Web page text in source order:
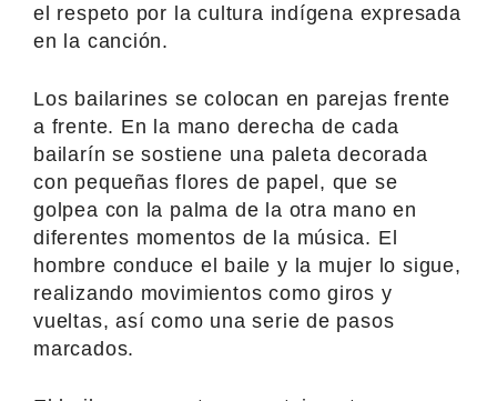
el respeto por la cultura indígena expresada
en la canción.
Los bailarines se colocan en parejas frente
a frente. En la mano derecha de cada
bailarín se sostiene una paleta decorada
con pequeñas flores de papel, que se
golpea con la palma de la otra mano en
diferentes momentos de la música. El
hombre conduce el baile y la mujer lo sigue,
realizando movimientos como giros y
vueltas, así como una serie de pasos
marcados.